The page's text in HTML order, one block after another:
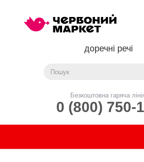
доречні речі
Безкоштовна гаряча
0 (800) 750-